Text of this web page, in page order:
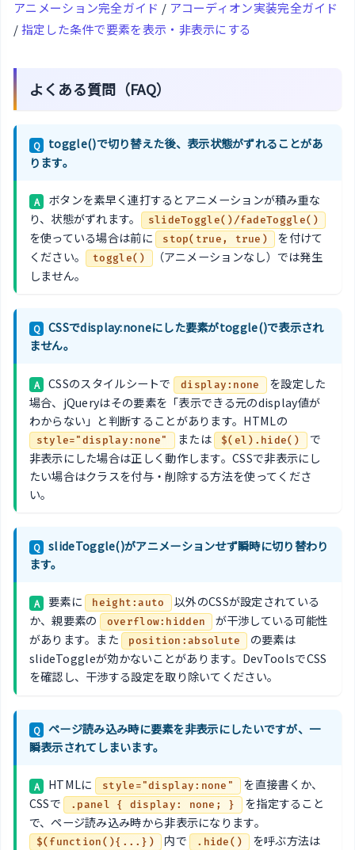
アニメーション完全ガイド / アコーディオン実装完全ガイド
/指定した条件で要素を表示・非表示にする
よくある質問（FAQ）
Q
toggle()で切り替えた後、表示状態がずれることがあ
ります。
A
ボタンを素早く連打するとアニメーションが積み重な
り、状態がずれます。
slideToggle()/fadeToggle()
を使っている場合は前に stop(true, true)
を付けて
ください。
toggle()
（アニメーションなし）では発生
しません。
Q
CSSでdisplay:noneにした要素がtoggle()で表示され
ません。
A CSSのスタイルシートで display:none
を設定した
場合、jQueryはその要素を「表示できる元のdisplay値が
わからない」と判断することがあります。HTMLの
style="display:none" または $(el).hide()
で
非表示にした場合は正しく動作します。CSSで非表示にし
たい場合はクラスを付与・削除する方法を使ってくださ
い。
Q
slideToggle()がアニメーションせず瞬時に切り替わり
ます。
A 要素に height:auto
以外のCSSが設定されている
か、親要素の
overflow:hidden
が干渉している可能性
があります。また
position:absolute
の要素は
slideToggleが効かないことがあります。DevToolsでCSS
を確認し、干渉する設定を取り除いてください。
Q
ページ読み込み時に要素を非表示にしたいですが、一
瞬表示されてしまいます。
A HTMLに style="display:none"
を直接書くか、
CSSで
.panel { display: none; }
を指定すること
で、ページ読み込み時から非表示になります。
$(function(){...}) 内で .hide()
を呼ぶ方法は